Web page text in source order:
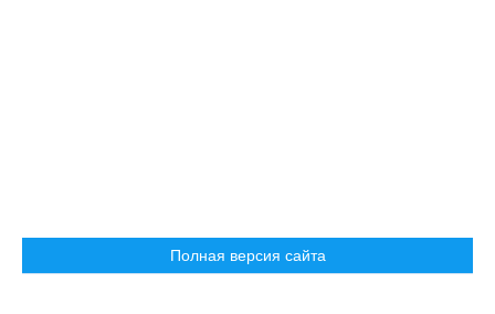
Полная версия сайта